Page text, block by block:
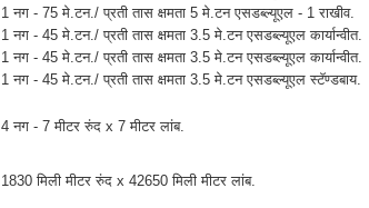
1 नग - 75 मे.टन./ प्रती तास क्षमता 5 मे.टन एसडब्ल्यूएल - 1 राखीव.
1 नग - 45 मे.टन./ प्रती तास क्षमता 3.5 मे.टन एसडब्ल्यूएल कार्यान्वीत.
1 नग - 45 मे.टन./ प्रती तास क्षमता 3.5 मे.टन एसडब्ल्यूएल कार्यान्वीत.
1 नग - 45 मे.टन./ प्रती तास क्षमता 3.5 मे.टन एसडब्ल्यूएल स्टॅण्डबाय.
4 नग - 7 मीटर रुंद x 7 मीटर लांब.
1830 मिली मीटर रुंद x 42650 मिली मीटर लांब.